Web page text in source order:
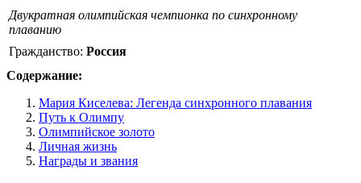
Двукратная олимпийская чемпионка по синхронному
плаванию
Гражданство: Россия
Содержание:
Мария Киселева: Легенда синхронного плавания
Путь к Олимпу
Олимпийское золото
Личная жизнь
Награды и звания